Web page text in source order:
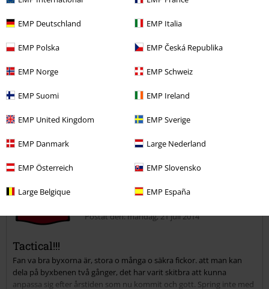
EMP Deutschland EMP Italia
EMP Polska EMP Česká Republika
EMP Norge EMP Schweiz
EMP Suomi EMP Ireland
EMP United Kingdom EMP Sverige
EMP Danmark Large Nederland
EMP Österreich EMP Slovensko
Large Belgique EMP España
Design
Passform
Hade du någon nytta av den här recensionen?
Kommentar
Skicka kommentar
Postat den: måndag, 21 juli 2014
Tactical!!!
Fan va bra byxorna är, stora o många o säkra fickor. att man kan
dela på byxbenen två gånger, det har varit skitbra att kunna
anpassa sig efter årstiden som nu kommit och gott. Spring inte med